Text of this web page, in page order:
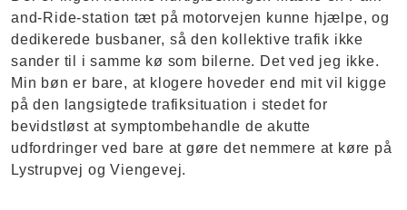
and-Ride-station tæt på motorvejen kunne hjælpe, og
dedikerede busbaner, så den kollektive trafik ikke
sander til i samme kø som bilerne. Det ved jeg ikke.
Min bøn er bare, at klogere hoveder end mit vil kigge
på den langsigtede trafiksituation i stedet for
bevidstløst at symptombehandle de akutte
udfordringer ved bare at gøre det nemmere at køre på
Lystrupvej og Viengevej.